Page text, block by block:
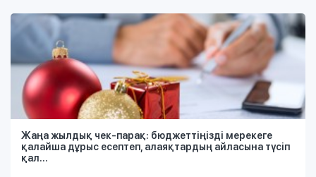
Жаңа жылдық чек-парақ: бюджеттіңізді мерекеге
қалайша дұрыс есептеп, алаяқтардың айласына түсіп
қал...